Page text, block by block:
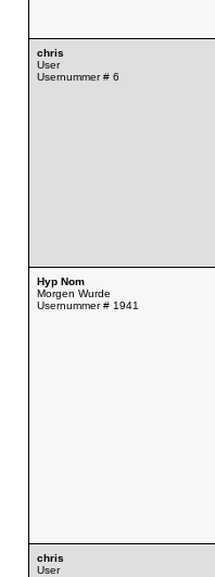
chris
User
Usernummer # 6
Hyp Nom
Morgen Wurde
Usernummer # 1941
chris
User